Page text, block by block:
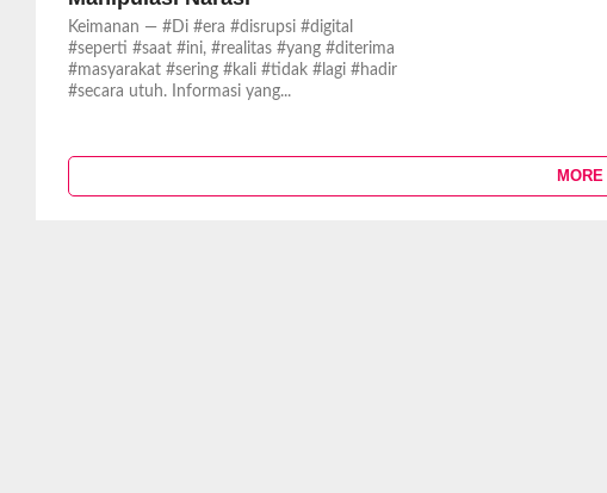
Keimanan — #Di #era #disrupsi #digital
#seperti #saat #ini, #realitas #yang #diterima
#masyarakat #sering #kali #tidak #lagi #hadir
#secara utuh. Informasi yang...